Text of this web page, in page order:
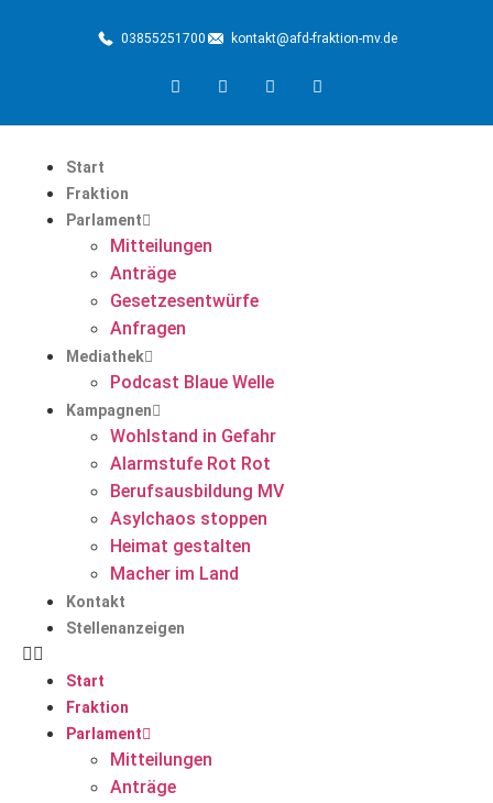
03855251700 kontakt@afd-fraktion-mv.de
Start
Fraktion
Parlament
Mitteilungen
Anträge
Gesetzesentwürfe
Anfragen
Mediathek
Podcast Blaue Welle
Kampagnen
Wohlstand in Gefahr
Alarmstufe Rot Rot
Berufsausbildung MV
Asylchaos stoppen
Heimat gestalten
Macher im Land
Kontakt
Stellenanzeigen
Start
Fraktion
Parlament
Mitteilungen
Anträge